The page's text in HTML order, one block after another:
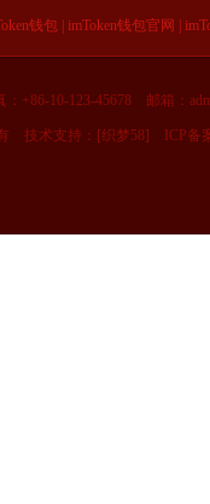
钱包 imToken钱包官网
：+86-10-123-45678 邮箱：
技术支持：[织梦58] ICP备